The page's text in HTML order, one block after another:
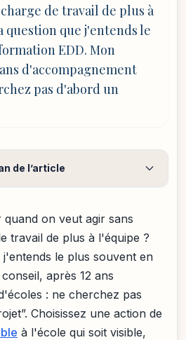
de travail de plus à
question que j'entends le
EDD. Mon
d'accompagnement
pas d'abord un
de l’article
on veut agir sans
travail de plus à l'équipe ?
le plus souvent en
après 12 ans
: ne cherchez pas
Choisissez une action de
à l'école qui soit visible,